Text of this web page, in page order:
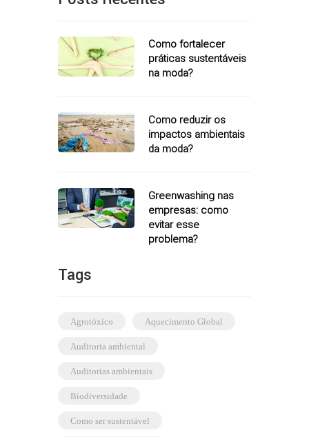
Como fortalecer
práticas sustentáveis
na moda?
Como reduzir os
impactos ambientais
da moda?
Greenwashing nas
empresas: como
evitar esse
problema?
Tags
agrotóxico Aquecimento Global
auditoria ambiental
auditorias ambientais
biodiversidade
como ser sustentável